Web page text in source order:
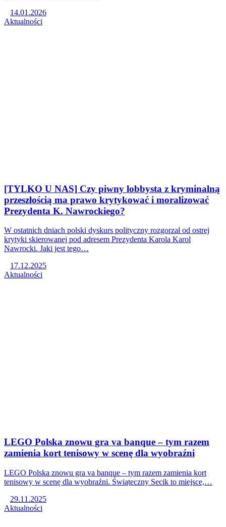
14.01.2026
Aktualności
[TYLKO U NAS] Czy piwny lobbysta z kryminalną
przeszłością ma prawo krytykować i moralizować
Prezydenta K. Nawrockiego?
W ostatnich dniach polski dyskurs polityczny rozgorzał od ostrej
krytyki skierowanej pod adresem Prezydenta Karola Karol
Nawrocki. Jaki jest tego…
17.12.2025
Aktualności
LEGO Polska znowu gra va banque – tym razem
zamienia kort tenisowy w scenę dla wyobraźni
LEGO Polska znowu gra va banque – tym razem zamienia kort
tenisowy w scenę dla wyobraźni. Świąteczny Secik to miejsce,…
29.11.2025
Aktualności